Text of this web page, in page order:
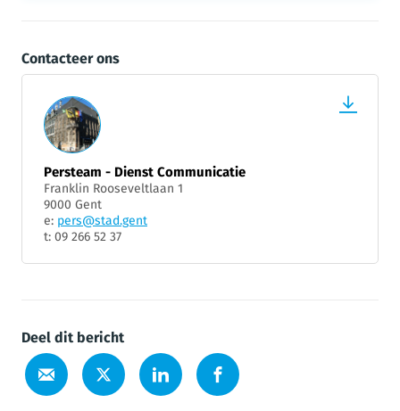
Contacteer ons
Persteam - Dienst Communicatie
Franklin Rooseveltlaan 1
9000 Gent
e: pers@stad.gent
t: 09 266 52 37
Deel dit bericht